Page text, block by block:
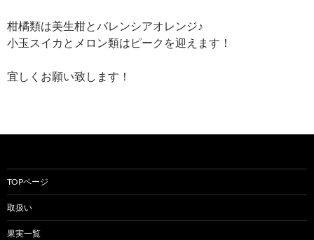
柑橘類は美生柑とバレンシアオレンジ♪
小玉スイカとメロン類はピークを迎えます！
宜しくお願い致します！
TOPページ
取扱い
果実一覧